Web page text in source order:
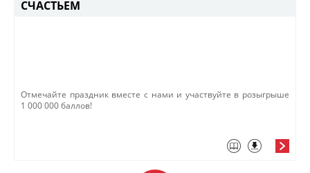
СЧАСТЬЕМ
Отмечайте праздник вместе с нами и участвуйте в розыгрыше
1 000 000 баллов!​​